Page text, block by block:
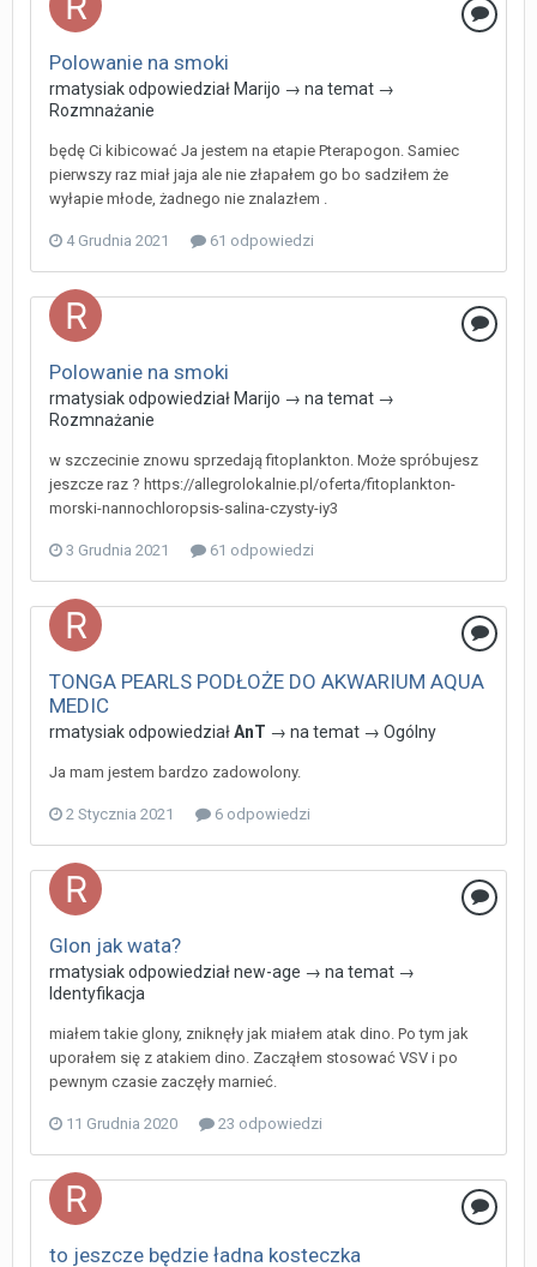
Polowanie na smoki
rmatysiakodpowiedziałMarijo → na temat →
Rozmnażanie
będę Ci kibicować Ja jestem na etapie Pterapogon. Samiec
pierwszy raz miał jaja ale nie złapałem go bo sadziłem że
wyłapie młode, żadnego nie znalazłem .
4 Grudnia 2021 61 odpowiedzi
Polowanie na smoki
rmatysiakodpowiedziałMarijo → na temat →
Rozmnażanie
w szczecinie znowu sprzedają fitoplankton. Może spróbujesz
jeszcze raz ? https://allegrolokalnie.pl/oferta/fitoplankton-
morski-nannochloropsis-salina-czysty-iy3
3 Grudnia 2021 61 odpowiedzi
TONGA PEARLS PODŁOŻE DO AKWARIUM AQUA
MEDIC
rmatysiakodpowiedziałAnT → na temat → Ogólny
Ja mam jestem bardzo zadowolony.
2 Stycznia 2021 6 odpowiedzi
Glon jak wata?
rmatysiakodpowiedziałnew-age → na temat →
Identyfikacja
miałem takie glony, zniknęły jak miałem atak dino. Po tym jak
uporałem się z atakiem dino. Zacząłem stosować VSV i po
pewnym czasie zaczęły marnieć.
11 Grudnia 2020 23 odpowiedzi
to jeszcze będzie ładna kosteczka